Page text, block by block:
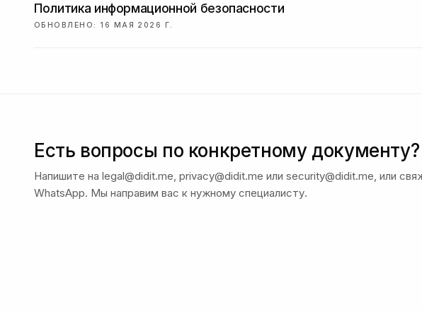
Политика информационной безопасности
ОБНОВЛЕНО : 16 МАЯ 2026 Г.
Есть вопросы по конкретному документу?
Напишите на legal@didit.me, privacy@didit.me или security@didit.me, или
WhatsApp. Мы направим вас к нужному специалисту.